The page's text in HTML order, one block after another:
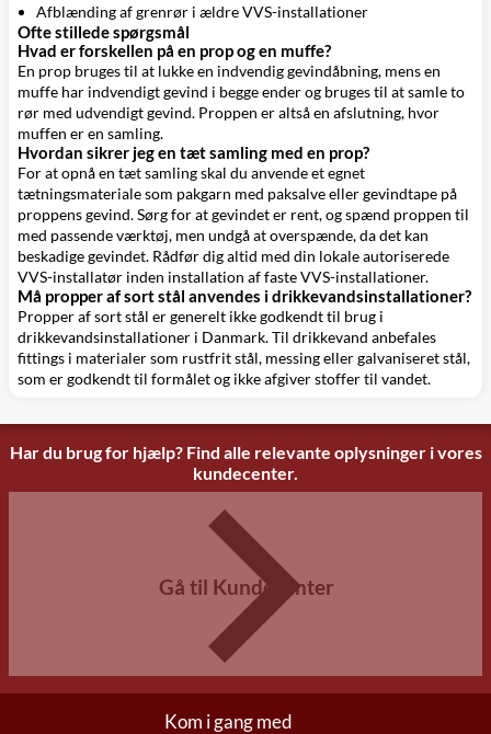
Afblænding af grenrør i ældre VVS-installationer
Ofte stillede spørgsmål
Hvad er forskellen på en prop og en muffe?
En prop bruges til at lukke en indvendig gevindåbning, mens en
muffe har indvendigt gevind i begge ender og bruges til at samle to
rør med udvendigt gevind. Proppen er altså en afslutning, hvor
muffen er en samling.
Hvordan sikrer jeg en tæt samling med en prop?
For at opnå en tæt samling skal du anvende et egnet
tætningsmateriale som pakgarn med paksalve eller gevindtape på
proppens gevind. Sørg for at gevindet er rent, og spænd proppen til
med passende værktøj, men undgå at overspænde, da det kan
beskadige gevindet. Rådfør dig altid med din lokale autoriserede
VVS-installatør inden installation af faste VVS-installationer.
Må propper af sort stål anvendes i drikkevandsinstallationer?
Propper af sort stål er generelt ikke godkendt til brug i
drikkevandsinstallationer i Danmark. Til drikkevand anbefales
fittings i materialer som rustfrit stål, messing eller galvaniseret stål,
som er godkendt til formålet og ikke afgiver stoffer til vandet.
Har du brug for hjælp? Find alle relevante oplysninger i vores
kundecenter.
Gå til Kundecenter
Kom i gang med